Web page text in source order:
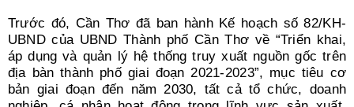
Trước đó, Cần Thơ đã ban hành Kế hoạch số 82/KH-
UBND của UBND Thành phố Cần Thơ về “Triển khai,
áp dụng và quản lý hệ thống truy xuất nguồn gốc trên
địa bàn thành phố giai đoạn 2021-2023”, mục tiêu cơ
bản giai đoạn đến năm 2030, tất cả tổ chức, doanh